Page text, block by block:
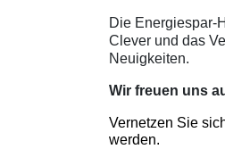
Die Energiespar-
Clever und das
Neuigkeiten.
Wir freuen uns
Vernetzen Sie
werden.